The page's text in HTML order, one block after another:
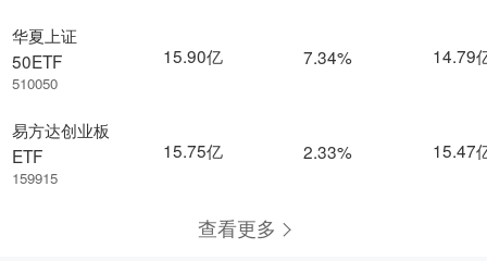
华夏上证
50ETF
510050
易方达创业板
ETF
159915
15.90亿 7.34% 14.79
15.75亿 2.33% 15.47
查看更多